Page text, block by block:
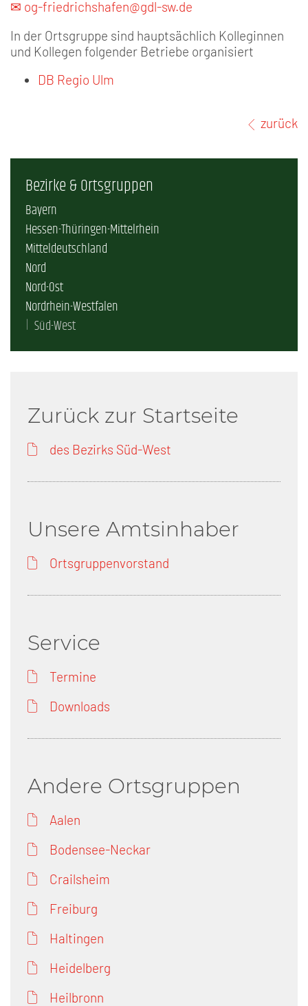
✉ og-friedrichshafen@gdl-sw.de
In der Ortsgruppe sind hauptsächlich Kolleginnen
und Kollegen folgender Betriebe organisiert
DB Regio Ulm
zurück
Bezirke & Ortsgruppen
Bayern
Hessen-Thüringen-Mittelrhein
Mitteldeutschland
Nord
Nord-Ost
Nordrhein-Westfalen
Süd-West
Zurück zur Startseite
des Bezirks Süd-West
Unsere Amtsinhaber
Ortsgruppenvorstand
Service
Termine
Downloads
Andere Ortsgruppen
Aalen
Bodensee-Neckar
Crailsheim
Freiburg
Haltingen
Heidelberg
Heilbronn